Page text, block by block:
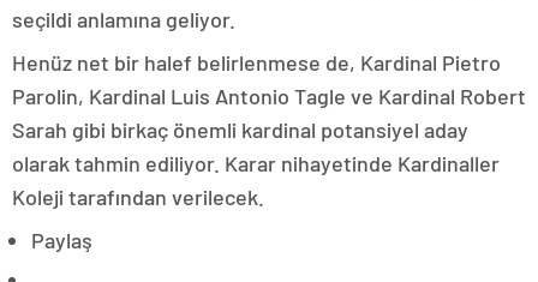
seçildi anlamına geliyor.
Henüz net bir halef belirlenmese de, Kardinal Pietro
Parolin, Kardinal Luis Antonio Tagle ve Kardinal Robert
Sarah gibi birkaç önemli kardinal potansiyel aday
olarak tahmin ediliyor. Karar nihayetinde Kardinaller
Koleji tarafından verilecek.
Paylaş